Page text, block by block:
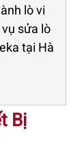
lò vi
sửa lò
tại Hà
Bị